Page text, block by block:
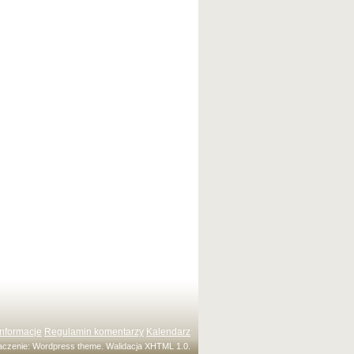
Regulamin komentarzy Kalendarz
Wordpress theme. WalidacjaXHTML 1.0.